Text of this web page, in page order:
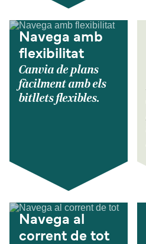
Navega amb
flexibilitat
Canvia de plans
fàcilment amb els
bitllets flexibles.
Navega al
corrent de tot